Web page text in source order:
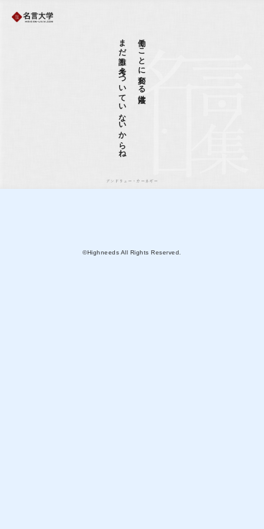
働くことに変わる方法は、
まだ誰も考えついていないからね
アンドリュー・カーネギー
©Highneeds All Rights Reserved.